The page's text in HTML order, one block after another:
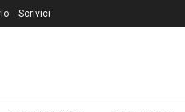
Scrivici